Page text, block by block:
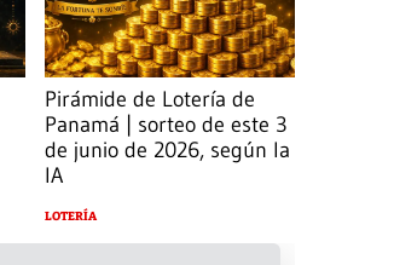
Pirámide de Lotería de
Panamá | sorteo de este 3
de junio de 2026, según la
IA
LOTERÍA